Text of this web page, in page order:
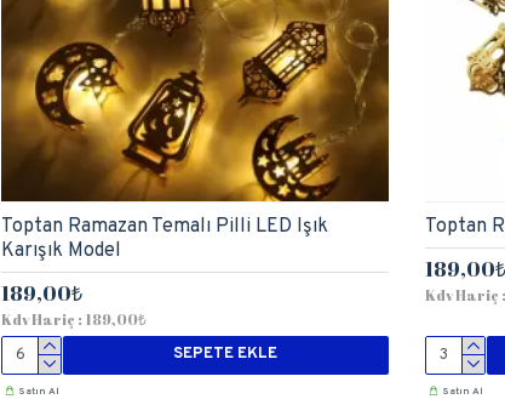
Toptan Ramazan Temalı Pilli LED Işık
Karışık Model
189,00₺
Kdv Hariç : 189,00₺
SEPETE EKLE
Satın Al
Toptan
189,00₺
Kdv Hariç
Satın Al